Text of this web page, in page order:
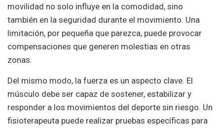
movilidad no solo influye en la comodidad, sino
también en la seguridad durante el movimiento. Una
limitación, por pequeña que parezca, puede provocar
compensaciones que generen molestias en otras
zonas.
Del mismo modo, la fuerza es un aspecto clave. El
músculo debe ser capaz de sostener, estabilizar y
responder a los movimientos del deporte sin riesgo. Un
fisioterapeuta puede realizar pruebas específicas para